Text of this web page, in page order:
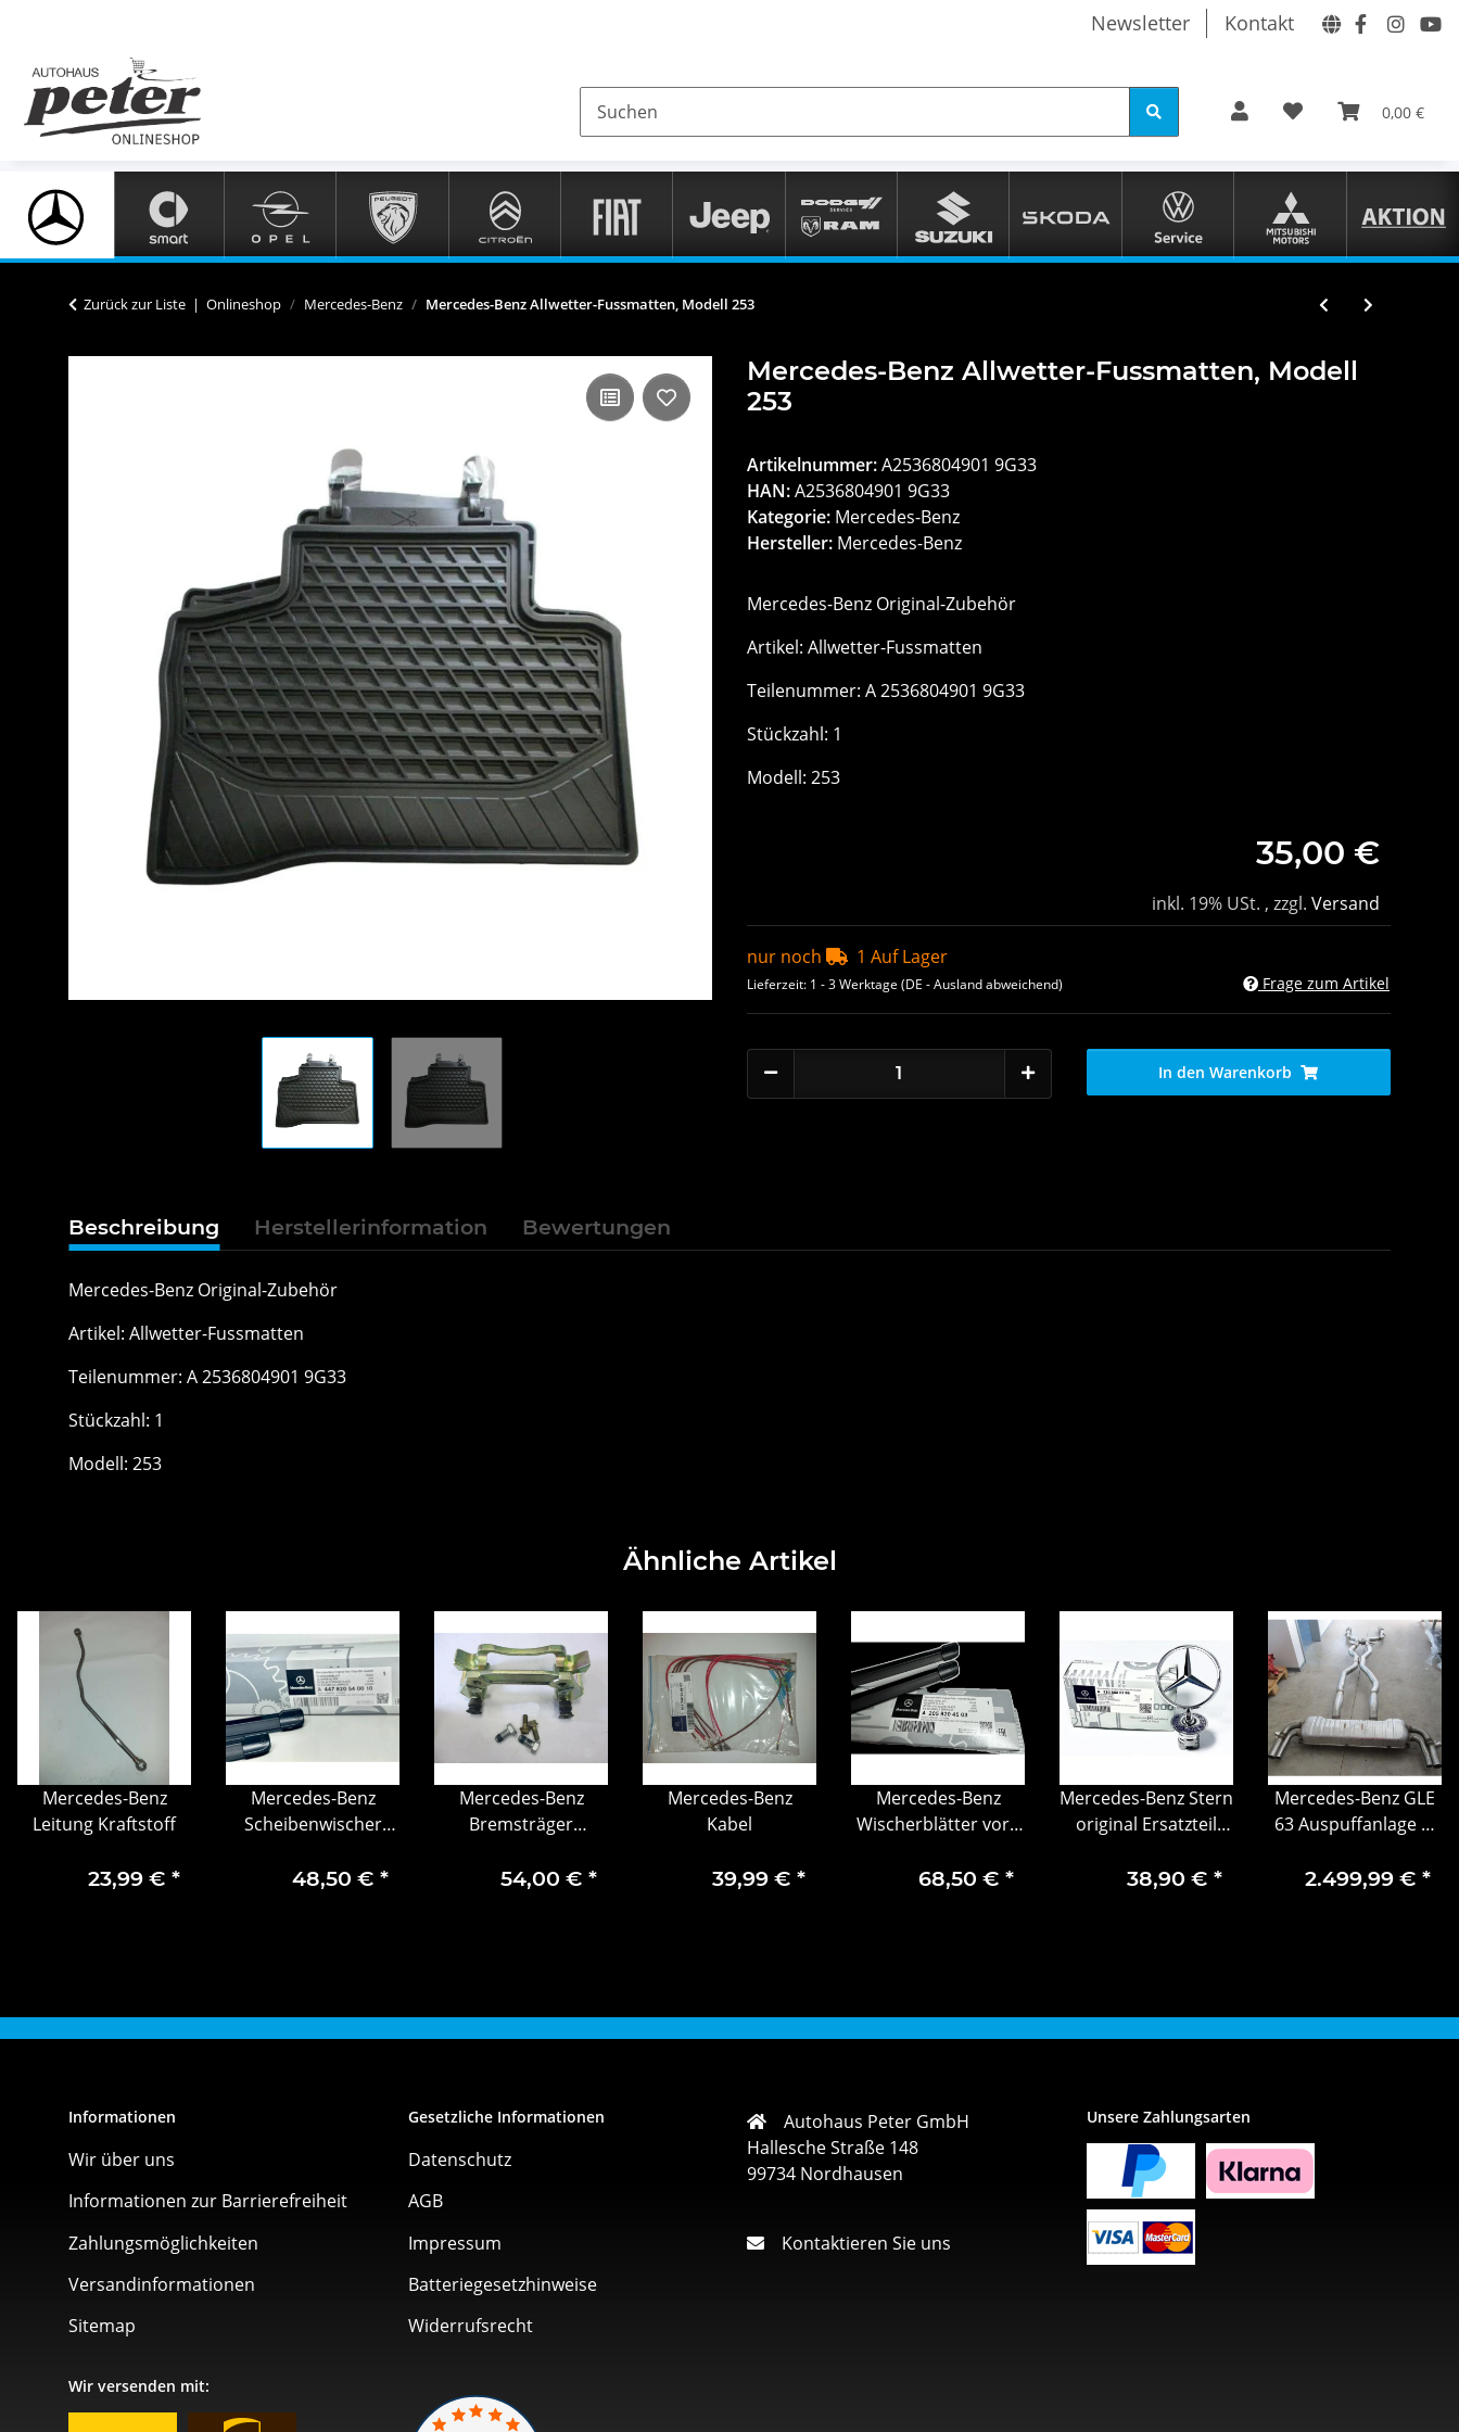
Newsletter Kontakt
0,00 €
Zurück zur Liste Onlineshop Mercedes-Benz Mercedes-Benz Allwetter-Fussmatten, Modell 253
Mercedes-Benz Allwetter-Fussmatten, Modell
253
Artikelnummer:A2536804901 9G33
HAN:A2536804901 9G33
Kategorie: Mercedes-Benz
Hersteller: Mercedes-Benz
Mercedes-Benz Original-Zubehör
Artikel: Allwetter-Fussmatten
Teilenummer: A 2536804901 9G33
Stückzahl: 1
Modell: 253
35,00 €
inkl. 19% USt. , zzgl. Versand
nur noch 1 Auf Lager
Lieferzeit: 1 - 3 Werktage (DE - Ausland abweichend) Frage zum Artikel
In den Warenkorb
Beschreibung Herstellerinformation Bewertungen
Mercedes-Benz Original-Zubehör
Artikel: Allwetter-Fussmatten
Teilenummer: A 2536804901 9G33
Stückzahl: 1
Modell: 253
Ähnliche Artikel
Mercedes-Benz
Leitung Kraftstoff
23,99 € *
Mercedes-Benz
Scheibenwischer
48,50 € *
Mercedes-Benz
Bremsträger
54,00 € *
Mercedes-Benz
Kabel
39,99 € *
Mercedes-Benz
Wischerblätter vorn
und EQC 293
68,50 € *
Mercedes-Benz Stern
original Ersatzteil
C-/E-/CLK-/S-Klasse
38,90 € *
Mercedes-Benz GLE
63 Auspuffanlage 5-
2.499,99 € *
Informationen
Wir über uns
Informationen zur Barrierefreiheit
Zahlungsmöglichkeiten
Versandinformationen
Sitemap
Gesetzliche Informationen
Datenschutz
AGB
Impressum
Batteriegesetzhinweise
Widerrufsrecht
Autohaus Peter GmbH
Hallesche Straße 148
99734 Nordhausen
Kontaktieren Sie uns
Unsere Zahlungsarten
Wir versenden mit: